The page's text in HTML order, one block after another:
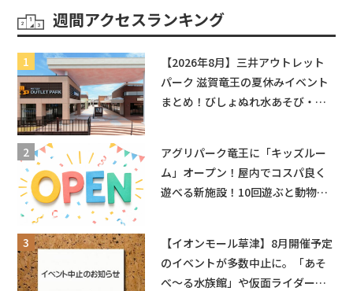
週間アクセスランキング
【2026年8月】三井アウトレット
パーク 滋賀竜王の夏休みイベント
まとめ！びしょぬれ水あそび・激
アグリパーク竜王に「キッズルー
ム」オープン！屋内でコスパ良く
遊べる新施設！10回遊ぶと動物触
【イオンモール草津】8月開催予定
のイベントが多数中止に。「あそ
べ〜る水族館」や仮面ライダーシ